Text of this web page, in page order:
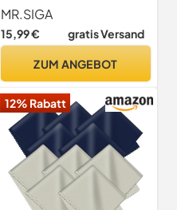
Brillenreinigungstuch, 6er-
Pack
MR.SIGA
15,99 € gratis Versand
ZUM ANGEBOT
12% Rabatt